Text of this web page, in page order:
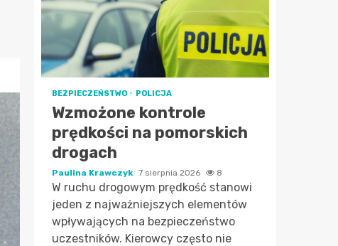
BEZPIECZEŃSTWO POLICJA
Wzmożone kontrole
prędkości na pomorskich
drogach
Paulina Krawczyk 7 sierpnia 2026 8
W ruchu drogowym prędkość stanowi
jeden z najważniejszych elementów
wpływających na bezpieczeństwo
uczestników. Kierowcy często nie